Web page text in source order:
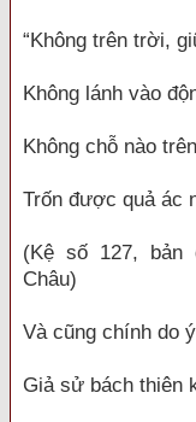
“Không trên trời,
Không lánh vào
Không chỗ nào
Trốn được quả ác
(Kệ số 127, bản
Châu)
Và cũng chính do
Giả sử bách thiên